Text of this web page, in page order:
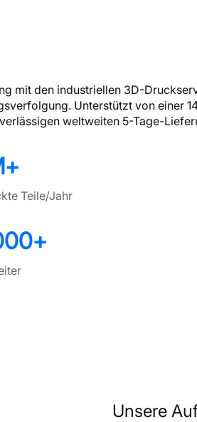
mit den industriellen 3D-
Unterstützt von einer
weltweiten 5-Tage-
+
Teile/Jahr
+
Unsere